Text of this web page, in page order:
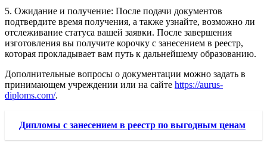
5. Ожидание и получение: После подачи документов
подтвердите время получения, а также узнайте, возможно ли
отслеживание статуса вашей заявки. После завершения
изготовления вы получите корочку с занесением в реестр,
которая прокладывает вам путь к дальнейшему образованию.
Дополнительные вопросы о документации можно задать в
принимающем учреждении или на сайте https://aurus-
diploms.com/.
Дипломы с занесением в реестр по выгодным ценам